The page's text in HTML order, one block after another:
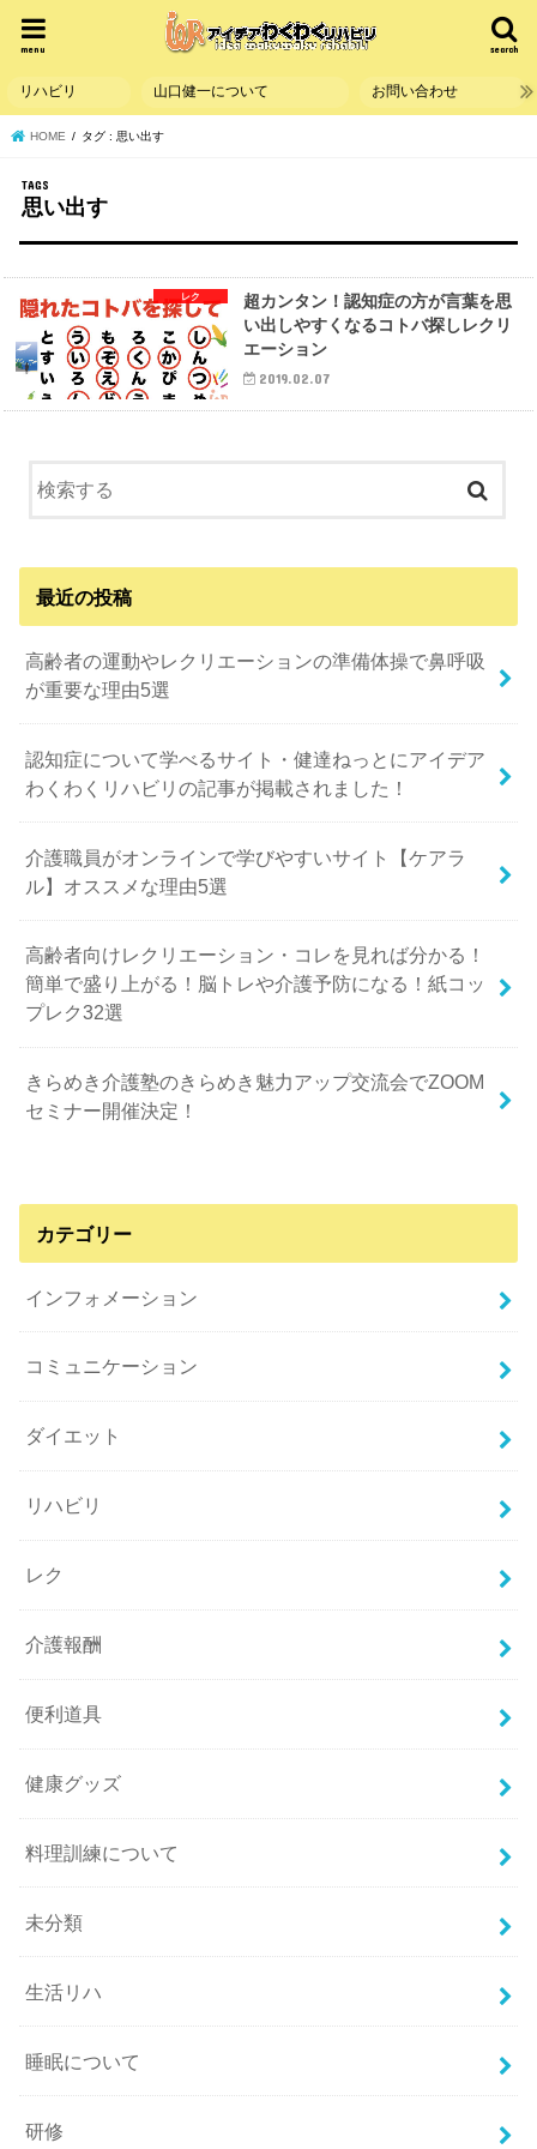
search
menu
リハビリ 山口健一について お問い合わせ
HOME タグ : 思い出す
思い出す
レク
超カンタン！認知症の方が言葉を思
い出しやすくなるコトバ探しレクリ
エーション
2019.02.07
最近の投稿
高齢者の運動やレクリエーションの準備体操で鼻呼吸
が重要な理由5選
認知症について学べるサイト・健達ねっとにアイデア
わくわくリハビリの記事が掲載されました！
介護職員がオンラインで学びやすいサイト【ケアラ
ル】オススメな理由5選
高齢者向けレクリエーション・コレを見れば分かる！
簡単で盛り上がる！脳トレや介護予防になる！紙コッ
プレク32選
きらめき介護塾のきらめき魅力アップ交流会でZOOM
セミナー開催決定！
カテゴリー
インフォメーション
コミュニケーション
ダイエット
リハビリ
レク
介護報酬
便利道具
健康グッズ
料理訓練について
未分類
生活リハ
睡眠について
研修